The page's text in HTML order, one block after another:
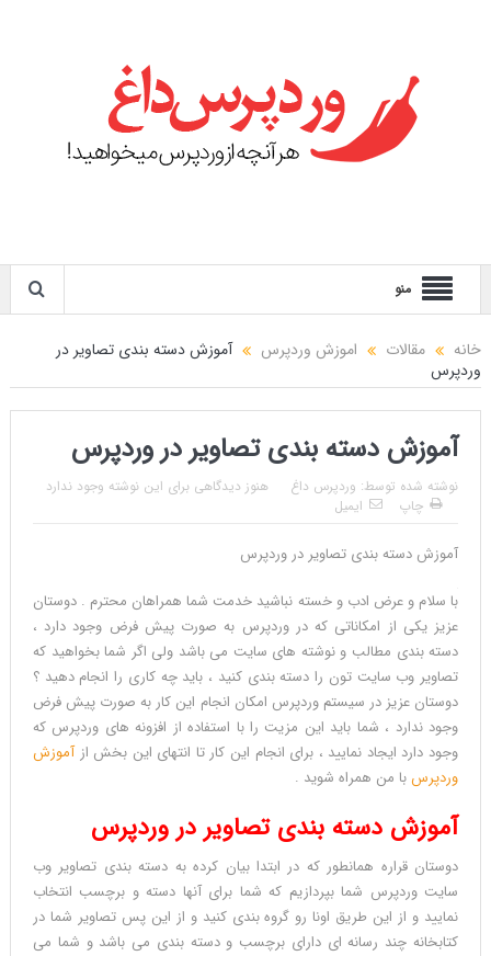
منو
خانه مقالات اموزش وردپرس
آموزش دسته بندی تصاویر در
وردپرس
آموزش دسته بندی تصاویر در وردپرس
نوشته شده توسط: وردپرس داغ
هنوز دیدگاهی برای این نوشته وجود ندارد
چاپ
ایمیل
آموزش دسته بندی تصاویر در وردپرس
آموزش
دسته
بندی
تصاویر
در
وردپرسReviewed
by
محمد
ملکی
Aug
15Rating:
5.0
با سلام و عرض ادب و خسته نباشید خدمت شما همراهان محترم . دوستان
عزیز یکی از امکاناتی که در وردپرس به صورت پیش فرض وجود دارد ،
دسته بندی مطالب و نوشته های سایت می باشد ولی اگر شما بخواهید که
تصاویر وب سایت تون را دسته بندی کنید ، باید چه کاری را انجام دهید ؟
دوستان عزیز در سیستم وردپرس امکان انجام این کار به صورت پیش فرض
وجود ندارد ، شما باید این مزیت را با استفاده از افزونه های وردپرس که
وجود دارد ایجاد نمایید ، برای انجام این کار تا انتهای این بخش ازآموزش
وردپرسبا من همراه شوید .
آموزش دسته بندی تصاویر در وردپرس
دوستان قراره همانطور که در ابتدا بیان کرده به دسته بندی تصاویر وب
سایت وردپرس شما بپردازیم که شما برای آنها دسته و برچسب انتخاب
نمایید و از این طریق اونا رو گروه بندی کنید و از این پس تصاویر شما در
کتابخانه چند رسانه ای دارای برچسب و دسته بندی می باشد و شما می